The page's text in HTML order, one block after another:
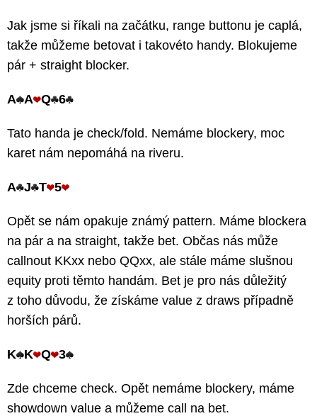
Jak jsme si říkali na začátku, range buttonu je caplá,
takže můžeme betovat i takovéto handy. Blokujeme
pár + straight blocker.
A A Q 6
Tato handa je check/fold. Nemáme blockery, moc
karet nám nepomáhá na riveru.
A J T 5
Opět se nám opakuje známý pattern. Máme blockera
na pár a na straight, takže bet. Občas nás může
callnout KKxx nebo QQxx, ale stále máme slušnou
equity proti těmto handám. Bet je pro nás důležitý
z toho důvodu, že získáme value z draws případně
horších párů.
K K Q 3
Zde chceme check. Opět nemáme blockery, máme
showdown value a můžeme call na bet.